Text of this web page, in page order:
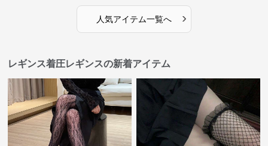
人気アイテム一覧へ ›
レギンス着圧レギンスの新着アイテム